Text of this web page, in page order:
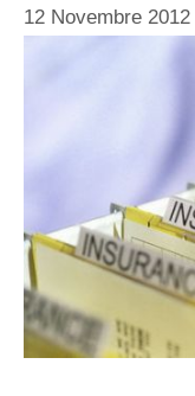
12 Novembre 2012